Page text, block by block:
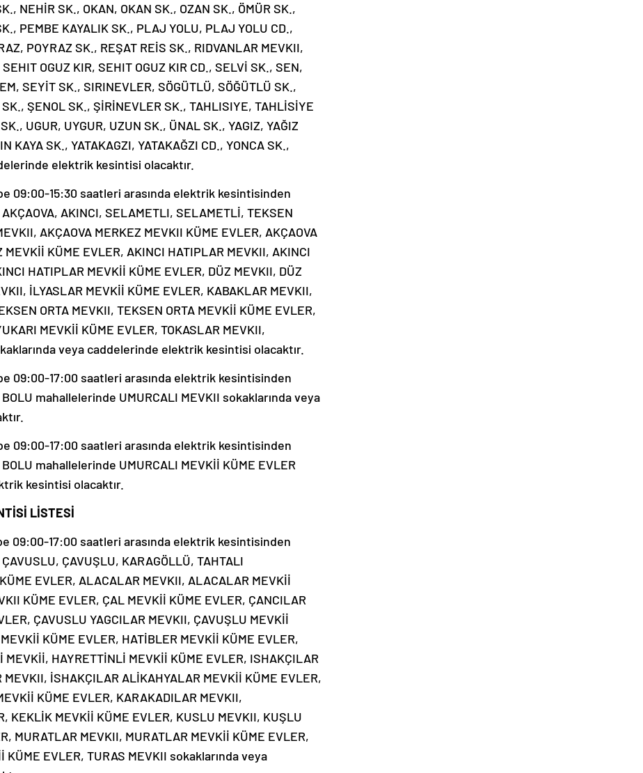
NEHİR SK., OKAN, OKAN SK., OZAN SK., ÖMÜR SK.,
PEMBE KAYALIK SK., PLAJ YOLU, PLAJ YOLU CD.,
POYRAZ SK., REŞAT REİS SK., RIDVANLAR MEVKII,
OGUZ KIR, SEHIT OGUZ KIR CD., SELVİ SK., SEN,
SEYİT SK., SIRINEVLER, SÖGÜTLÜ, SÖĞÜTLÜ SK.,
ŞENOL SK., ŞİRİNEVLER SK., TAHLISIYE, TAHLİSİYE
UGUR, UYGUR, UZUN SK., ÜNAL SK., YAGIZ, YAĞIZ
KAYA SK., YATAKAGZI, YATAKAĞZI CD., YONCA SK.,
elektrik kesintisi olacaktır.
09:00-15:30 saatleri arasında elektrik kesintisinden
AKINCI, SELAMETLI, SELAMETLİ, TEKSEN
AKÇAOVA MERKEZ MEVKII KÜME EVLER, AKÇAOVA
MEVKİİ KÜME EVLER, AKINCI HATIPLAR MEVKII, AKINCI
HATIPLAR MEVKİİ KÜME EVLER, DÜZ MEVKII, DÜZ
İLYASLAR MEVKİİ KÜME EVLER, KABAKLAR MEVKII,
ORTA MEVKII, TEKSEN ORTA MEVKİİ KÜME EVLER,
MEVKİİ KÜME EVLER, TOKASLAR MEVKII,
veya caddelerinde elektrik kesintisi olacaktır.
09:00-17:00 saatleri arasında elektrik kesintisinden
mahallelerinde UMURCALI MEVKII sokaklarında veya
09:00-17:00 saatleri arasında elektrik kesintisinden
mahallelerinde UMURCALI MEVKİİ KÜME EVLER
kesintisi olacaktır.
LİSTESİ
09:00-17:00 saatleri arasında elektrik kesintisinden
ÇAVUŞLU, KARAGÖLLÜ, TAHTALI
EVLER, ALACALAR MEVKII, ALACALAR MEVKİİ
KÜME EVLER, ÇAL MEVKİİ KÜME EVLER, ÇANCILAR
ÇAVUSLU YAGCILAR MEVKII, ÇAVUŞLU MEVKİİ
KÜME EVLER, HATİBLER MEVKİİ KÜME EVLER,
HAYRETTİNLİ MEVKİİ KÜME EVLER, ISHAKÇILAR
İSHAKÇILAR ALİKAHYALAR MEVKİİ KÜME EVLER,
KÜME EVLER, KARAKADILAR MEVKII,
KEKLİK MEVKİİ KÜME EVLER, KUSLU MEVKII, KUŞLU
MURATLAR MEVKII, MURATLAR MEVKİİ KÜME EVLER,
KÜME EVLER, TURAS MEVKII sokaklarında veya